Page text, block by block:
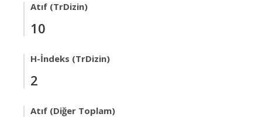
Atıf (TrDizin)
10
H-İndeks (TrDizin)
2
Atıf (Diğer Toplam)